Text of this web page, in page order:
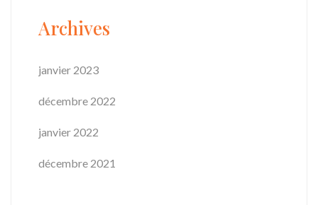
Archives
janvier 2023
décembre 2022
janvier 2022
décembre 2021